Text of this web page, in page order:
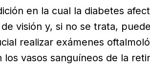
en la cual la diabetes
visión y, si no se trata,
realizar exámenes
vasos sanguíneos de la